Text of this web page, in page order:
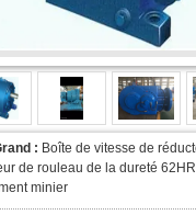
: Boîte de vitesse de
de rouleau de la dureté
minier